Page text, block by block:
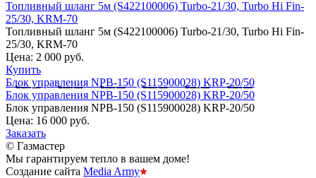
Топливный шланг 5м (S422100006) Turbo-21/30, Turbo Hi Fin-
25/30, KRM-70
Топливный шланг 5м (S422100006) Turbo-21/30, Turbo Hi Fin-
25/30, KRM-70
Цена: 2 000 руб.
Купить
Блок управления NPB-150 (S115900028) KRP-20/50
Блок управления NPB-150 (S115900028) KRP-20/50
Блок управления NPB-150 (S115900028) KRP-20/50
Цена: 16 000 руб.
Заказать
© Газмастер
Мы гарантируем тепло в вашем доме!
Создание сайта Media Army